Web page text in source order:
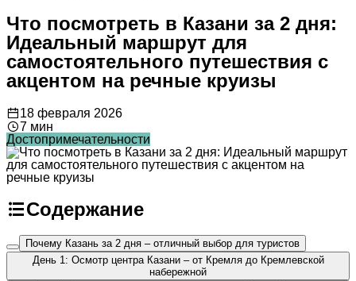
Что посмотреть в Казани за 2 дня:
Идеальный маршрут для
самостоятельного путешествия с
акцентом на речные круизы
18 февраля 2026
7 мин
Достопримечательности
Содержание
Почему Казань за 2 дня – отличный выбор для туристов
День 1: Осмотр центра Казани – от Кремля до Кремлевской
набережной